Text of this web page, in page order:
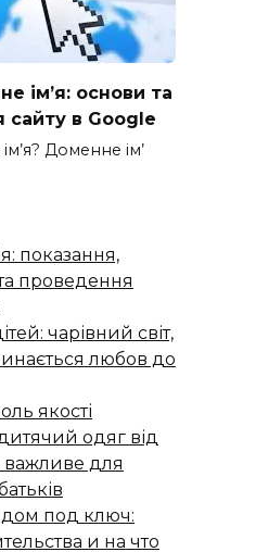
ім’я: основи та
сайту в Google
Доменне ім’
показання,
проведення
чарівний світ,
любов до
якості
одяг від
для
под ключ:
и на что